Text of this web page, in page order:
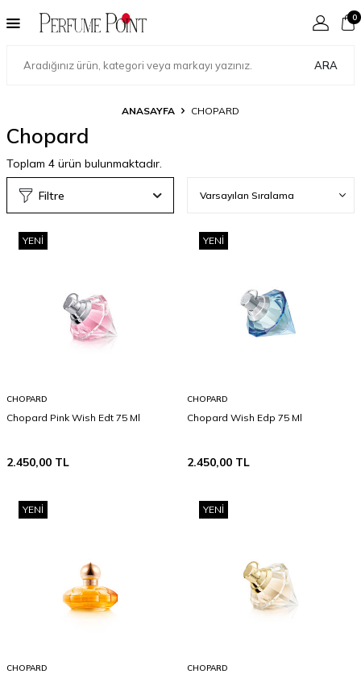
ARA
0
ANASAYFA CHOPARD
Chopard
Toplam 4 ürün bulunmaktadır.
Filtre
YENI
CHOPARD
Chopard Pink Wish Edt 75 Ml
2.450,00 TL
YENI
CHOPARD
Chopard Wish Edp 75 Ml
2.450,00 TL
YENI
CHOPARD
YENI
CHOPARD